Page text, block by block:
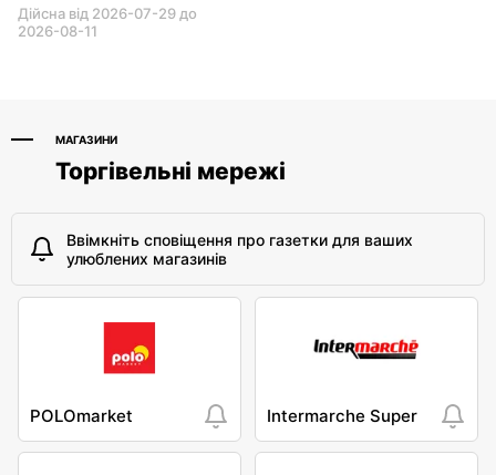
Дійсна від 2026-07-29 до
2026-08-11
МАГАЗИНИ
Торгівельні мережі
Ввімкніть сповіщення про газетки для ваших
улюблених магазинів
POLOmarket Intermarche Super